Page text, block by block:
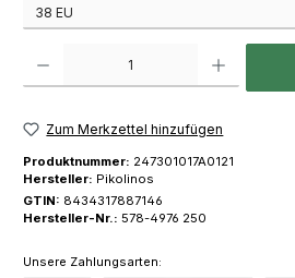
Zum Merkzettel hinzufügen
Produktnummer: 247301017A0121
Hersteller: Pikolinos
GTIN: 8434317887146
Hersteller-Nr.: 578-4976 250
Unsere Zahlungsarten: